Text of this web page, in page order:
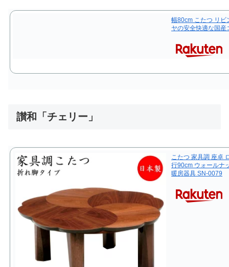
幅80cm こたつ リビ
ヤの安全快適な国
讃和「チェリー」
こたつ 家具調 座卓
行90cm ウォールナ
暖房器具 SN-0079